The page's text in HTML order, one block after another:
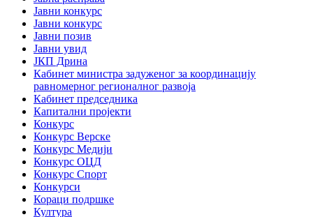
Јавни конкурс
Јавни конкурс
Јавни позив
Јавни увид
ЈКП Дрина
Кабинет министра задуженог за координацију
равномерног регионалног развоја
Кабинет председника
Капитални пројекти
Конкурс
Конкурс Верске
Конкурс Медији
Конкурс ОЦД
Конкурс Спорт
Конкурси
Кораци подршке
Култура